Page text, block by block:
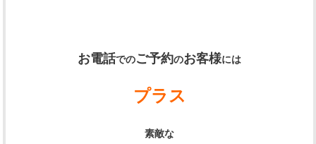
お電話でのご予約のお客様には
プラス
素敵な